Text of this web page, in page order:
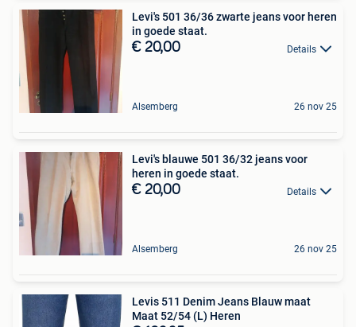
Levi's 501 36/36 zwarte jeans voor heren
in goede staat.
€ 20,00 Details
Alsemberg 26 nov 25
Levi's blauwe 501 36/32 jeans voor
heren in goede staat.
€ 20,00 Details
Alsemberg 26 nov 25
Levis 511 Denim Jeans Blauw maat
Maat 52/54 (L) Heren